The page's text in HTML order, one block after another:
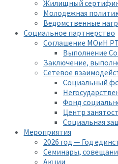
Жилищный
Молодежная
Ведомственные
Социальное партнерство
Соглашение МОиН
Выполнение
Заключение,
Сетевое
Социальный
Фонд
Центр
Социальная
Мероприятия
2026 год — Год
Семинары,
Акции